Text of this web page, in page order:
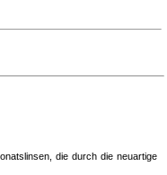
die durch die neuartige